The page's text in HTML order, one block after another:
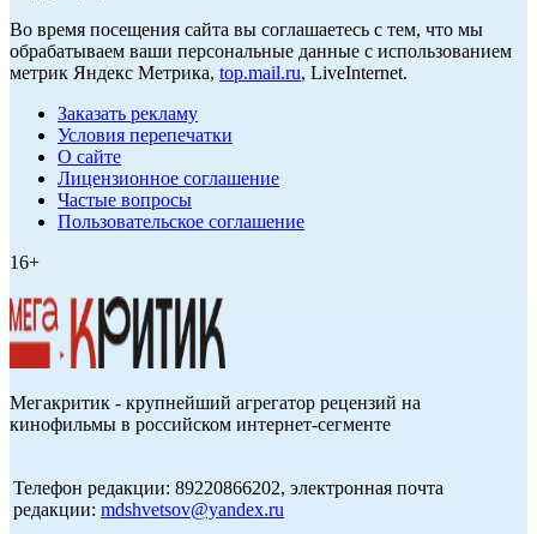
Во время посещения сайта вы соглашаетесь с тем, что мы
обрабатываем ваши персональные данные с использованием
метрик Яндекс Метрика, top.mail.ru, LiveInternet.
Заказать рекламу
Условия перепечатки
О сайте
Лицензионное соглашение
Частые вопросы
Пользовательское соглашение
16+
Мегакритик - крупнейший агрегатор рецензий на
кинофильмы в российском интернет-сегменте
Телефон редакции: 89220866202, электронная почта
редакции: mdshvetsov@yandex.ru